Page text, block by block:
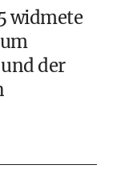
widmete
der